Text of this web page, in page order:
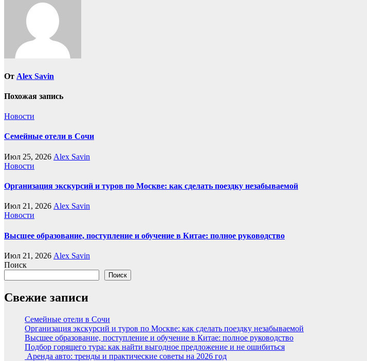
От Alex Savin
Похожая запись
Новости
Семейные отели в Сочи
Июл 25, 2026 Alex Savin
Новости
Организация экскурсий и туров по Москве: как сделать поездку незабываемой
Июл 21, 2026 Alex Savin
Новости
Высшее образование, поступление и обучение в Китае: полное руководство
Июл 21, 2026 Alex Savin
Поиск
Поиск
Свежие записи
Семейные отели в Сочи
Организация экскурсий и туров по Москве: как сделать поездку незабываемой
Высшее образование, поступление и обучение в Китае: полное руководство
Подбор горящего тура: как найти выгодное предложение и не ошибиться
Аренда авто: тренды и практические советы на 2026 год